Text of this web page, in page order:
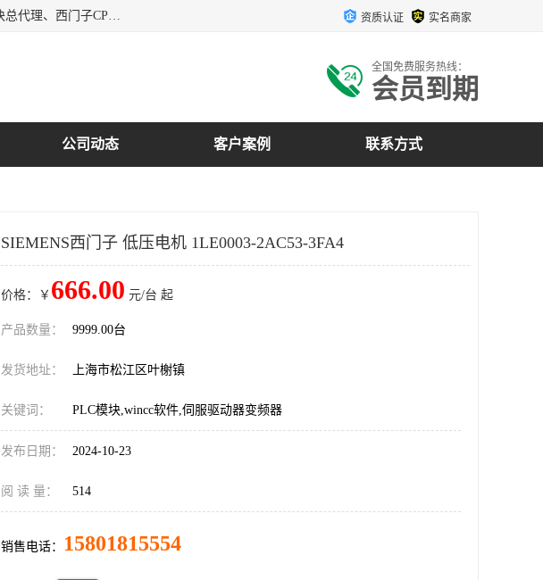
上海诗幕自动化设备有限公司是一家西门子授权分销商；主要负责：德国西门子模块代理商、西门子PLC模块总代理、西门子CPU模块代理商、西门子电缆代理、西门子触摸屏变频器总代理等专销售西门子各系列产品；实体公司，诚信经营，价格优势，品质保证，库存量大，供应！ 资质认证 实名商家
全国免费服务热线：
会员到期
公司动态 客户案例 联系方式
SIEMENS西门子 低压电机 1LE0003-2AC53-3FA4
价格：￥ 666.00 元/台 起
产品数量： 9999.00台
发货地址： 上海市松江区叶榭镇
关键词： PLC模块,wincc软件,伺服驱动器变频器
发布日期： 2024-10-23
阅 读 量： 514
销售电话： 15801815554